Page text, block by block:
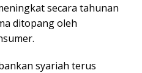
secara tahunan
ditopang oleh
syariah terus